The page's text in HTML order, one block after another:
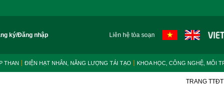
ký/Đăng nhập Liên hệ tòa soạn
THAN ĐIỆN HẠT NHÂN, NĂNG LƯỢNG TÁI TẠO KHOA HỌC, CÔNG NGHỆ, MÔI
TRANG